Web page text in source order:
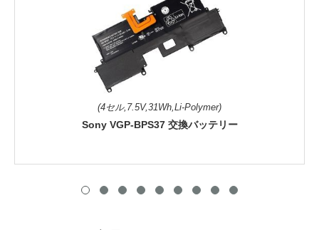
(4セル,7.5V,31Wh,Li-Polymer)
Sony VGP-BPS37 交換バッテリー